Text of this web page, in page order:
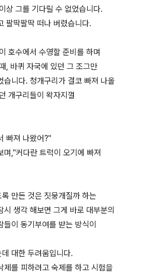
상 그를 기다릴 수 없었습니다.
팔딱팔딱 떠나 버렸습니다.
호수에서 수영할 준비를 하며
, 바퀴 자국에 있던 그 조그만
습니다. 청개구리가 결코 빠져 나올
개구리들이 왁자지껄
빠져 나왔어?"
며,"커다란 트럭이 오기에 빠져
만든 것은 짓뭉개질까 하는
시 생각 해보면 그게 바로 대부분의
이 동기부여를 받는 방식이
대한 두려움입니다.
제를 피하려고 숙제를 하고 시험을